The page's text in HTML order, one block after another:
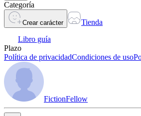
Categoría
Crear carácter
Tienda
Libro guía
Plazo
Política de privacidadCondiciones de uso
FictionFellow